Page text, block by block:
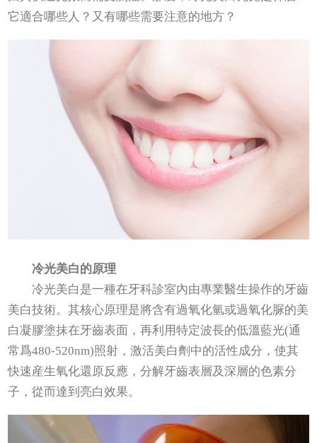
它適合哪些人？又有哪些需要注意的地方？
冷光美白的原理
冷光美白是一種在牙科診室內由專業醫生操作的牙齒
美白技術。其核心原理是將含有過氧化氫或過氧化脲的美
白凝膠塗抹在牙齒表面，再利用特定波長的低溫藍光(通
常爲480-520nm)照射，激活美白劑中的活性成分，使其
快速産生氧化還原反應，分解牙齒表層及深層的色素分
子，從而達到亮白效果。